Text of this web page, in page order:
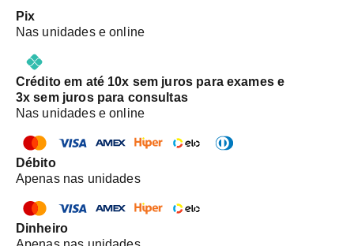
Pix
Nas unidades e online
Crédito em até 10x sem juros para exames e
3x sem juros para consultas
Nas unidades e online
Débito
Apenas nas unidades
Dinheiro